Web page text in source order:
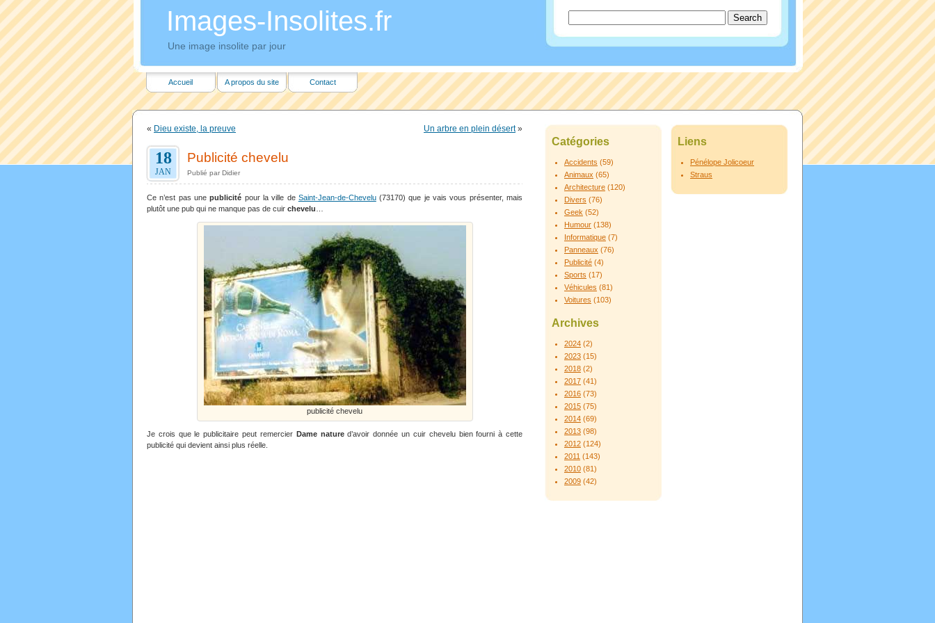
Images-Insolites.fr
Une image insolite par jour
Accueil A propos du site Contact
« Dieu existe, la preuve Un arbre en plein désert»
18
JAN
Publicité chevelu
Publié par Didier
Ce n’est pas unepublicité pour la ville de Saint-Jean-de-Chevelu(73170) que je vais vous présenter, mais
plutôt une pub qui ne manque pas de cuir chevelu
publicité chevelu
Je crois que le publicitaire peut remercier Dame natured’avoir donnée un cuir chevelu bien fourni à cette
publicité qui devient ainsi plus réelle.
Catégories
Accidents (59)
Animaux (65)
Architecture (120)
Divers (76)
Geek (52)
Humour (138)
Informatique (7)
Panneaux (76)
Publicité (4)
Sports (17)
Véhicules (81)
Voitures (103)
Archives
2024 (2)
2023 (15)
2018 (2)
2017 (41)
2016 (73)
2015 (75)
2014 (69)
2013 (98)
2012 (124)
2011 (143)
2010 (81)
2009 (42)
Liens
Pénélope Jolicoeur
Straus